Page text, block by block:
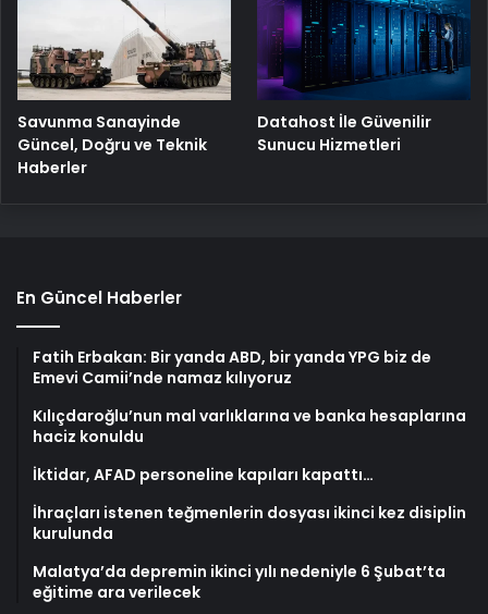
Savunma Sanayinde
Güncel, Doğru ve Teknik
Haberler
Datahost İle Güvenilir
Sunucu Hizmetleri
En Güncel Haberler
Fatih Erbakan: Bir yanda ABD, bir yanda YPG biz de
Emevi Camii’nde namaz kılıyoruz
Kılıçdaroğlu’nun mal varlıklarına ve banka hesaplarına
haciz konuldu
İktidar, AFAD personeline kapıları kapattı…
İhraçları istenen teğmenlerin dosyası ikinci kez disiplin
kurulunda
Malatya’da depremin ikinci yılı nedeniyle 6 Şubat’ta
eğitime ara verilecek